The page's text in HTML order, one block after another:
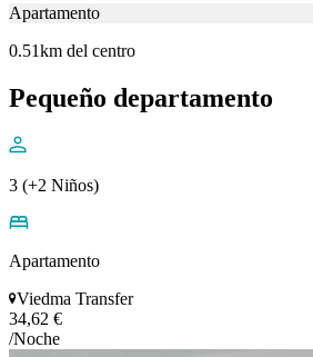
Apartamento
0.51km del centro
Pequeño departamento
3 (+2 Niños)
Apartamento
Viedma Transfer
34,62 €
/Noche